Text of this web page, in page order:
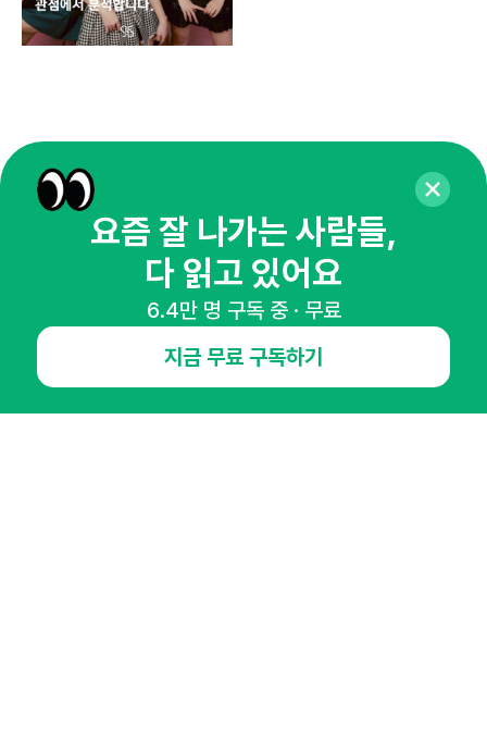
매주 화요일 아침,
마케팅 감각을 깨워 드릴게요!
요즘 잘 나가는 사람들,
다 읽고 있어요
6.4만 명 구독 중 · 무료
지금 무료 구독하기